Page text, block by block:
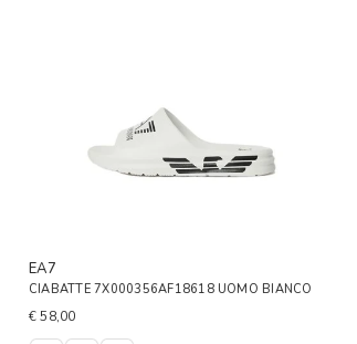
EA7
CIABATTE 7X000356AF18618 UOMO BIANCO
€ 58,00